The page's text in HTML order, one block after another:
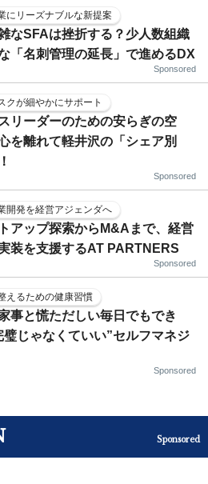
にリーズナブルな新提案
なSFAは挫折する？少人数組織
「名刺管理の延長」で進めるDX
Sponsored
クが細やかにサポート
リーダーのための安らぎの空
を離れて軽井沢の「シェア別
Sponsored
開発を経営アジェンダへ
アップ探索からM&Aまで、経営
装を支援するAT PARTNERS
Sponsored
えるための健康習慣
事と慌ただしい毎日でもでき
璧じゃなくていい”セルフマネジ
Sponsored
Sponsored